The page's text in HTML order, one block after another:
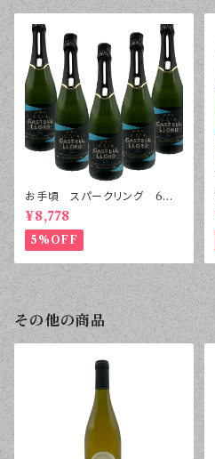
お手頃 スパークリング 6本
セット
¥8,778
5%OFF
その他の商品